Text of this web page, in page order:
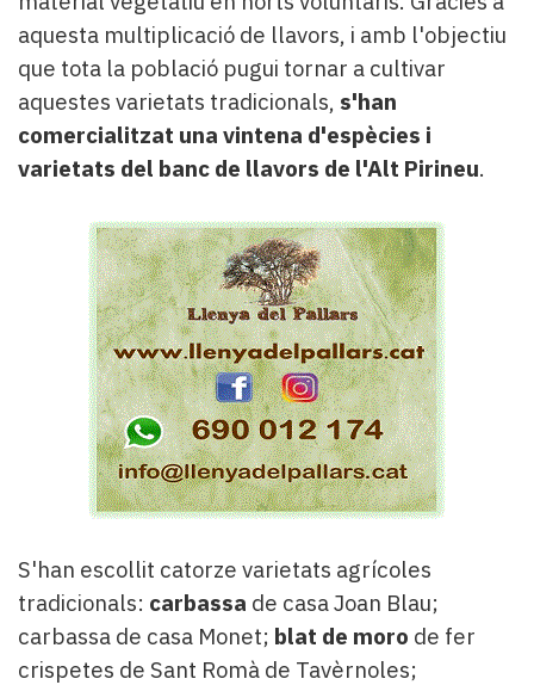
aquesta multiplicació de llavors, i amb l'objectiu
que tota la població pugui tornar a cultivar
aquestes varietats tradicionals, s'han
comercialitzat una vintena d'espècies i
varietats del banc de llavors de l'Alt Pirineu.
S'han escollit catorze varietats agrícoles
tradicionals: carbassa de casa Joan Blau;
carbassa de casa Monet; blat de moro de fer
crispetes de Sant Romà de Tavèrnoles;